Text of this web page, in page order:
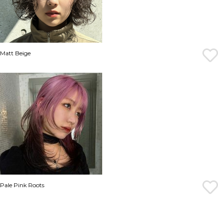
Matt Beige
Pale Pink Roots